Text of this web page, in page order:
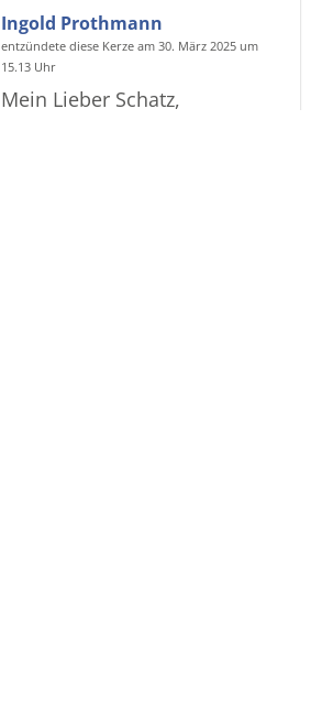
Ingold Prothmann
entzündete diese Kerze am 30. März 2025 um
15.13 Uhr
Mein Lieber Schatz,